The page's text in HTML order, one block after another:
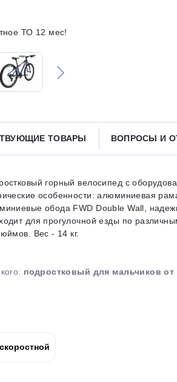
ТО 12 мес!
ТОВАРЫ ВОПРОСЫ И
горный велосипед с
особенности: алюминиевая
обода FWD Double Wall,
для прогулочной езды по
Вес - 14 кг.
подростковый для мальчиков от
сегодня только
любого банка
75% будутсписываться
оплате Плайтом
800 302-02-51